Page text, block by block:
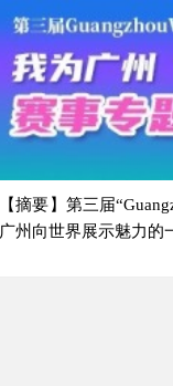
【摘要】第三届
广州向世界展示魅力的